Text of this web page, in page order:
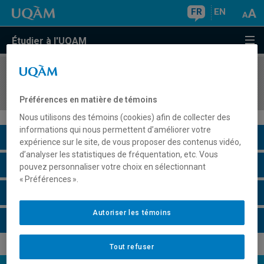
FR EN
Étudier à l'UQAM
COURS//
Description du cours
Horaire - Été 2026
Préférences en matière de témoins
Nous utilisons des témoins (cookies) afin de collecter des
informations qui nous permettent d’améliorer votre
expérience sur le site, de vous proposer des contenus vidéo,
d’analyser les statistiques de fréquentation, etc. Vous
pouvez personnaliser votre choix en sélectionnant
« Préférences ».
Tout refuser
Autoriser les témoins